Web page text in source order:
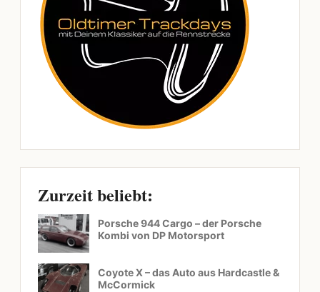
Zurzeit beliebt:
Porsche 944 Cargo – der Porsche
Kombi von DP Motorsport
Coyote X – das Auto aus Hardcastle &
McCormick